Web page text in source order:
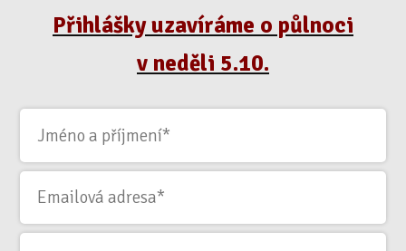
Přihlášky uzavíráme o půlnoci
v neděli 5.10.